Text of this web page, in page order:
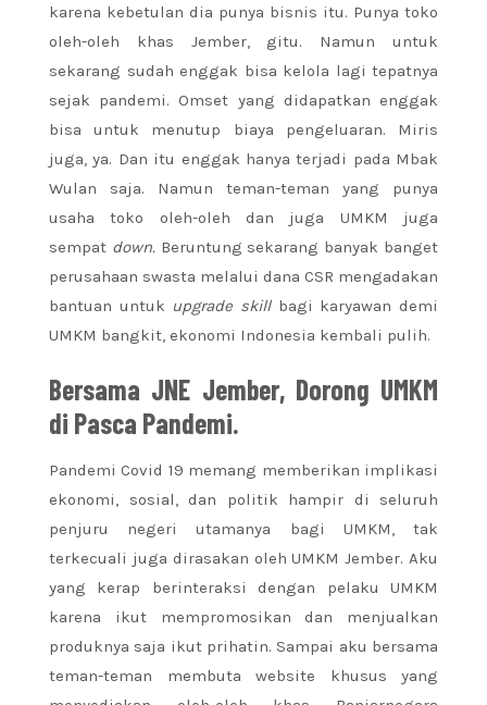
karena kebetulan dia punya bisnis itu. Punya toko
oleh-oleh khas Jember, gitu. Namun untuk
sekarang sudah enggak bisa kelola lagi tepatnya
sejak pandemi. Omset yang didapatkan enggak
bisa untuk menutup biaya pengeluaran. Miris
juga, ya. Dan itu enggak hanya terjadi pada Mbak
Wulan saja. Namun teman-teman yang punya
usaha toko oleh-oleh dan juga UMKM juga
sempat down.Beruntung sekarang banyak banget
perusahaan swasta melalui dana CSR mengadakan
bantuan untuk upgrade skill bagi karyawan demi
UMKM bangkit, ekonomi Indonesia kembali pulih.
Bersama JNE Jember, Dorong UMKM
di Pasca Pandemi.
Pandemi Covid 19 memang memberikan implikasi
ekonomi, sosial, dan politik hampir di seluruh
penjuru negeri utamanya bagi UMKM, tak
terkecuali juga dirasakan oleh UMKM Jember. Aku
yang kerap berinteraksi dengan pelaku UMKM
karena ikut mempromosikan dan menjualkan
produknya saja ikut prihatin. Sampai aku bersama
teman-teman membuta website khusus yang